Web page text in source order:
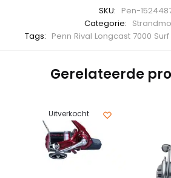
SKU: Pen-
Categorie:
Tags: Penn Rival Longcast 7000
Gerelateerde
Uitverkocht